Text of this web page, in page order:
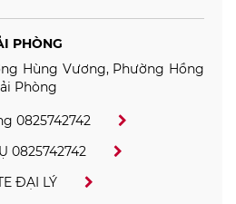
PHÒNG
Hùng Vương, Phường Hồng
Phòng
0825742742
0825742742
ĐẠI LÝ